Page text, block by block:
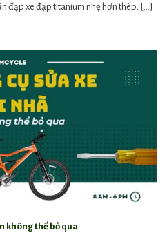
đạp xe đạp titanium nhẹ hơn thép, [...]
không thể bỏ qua